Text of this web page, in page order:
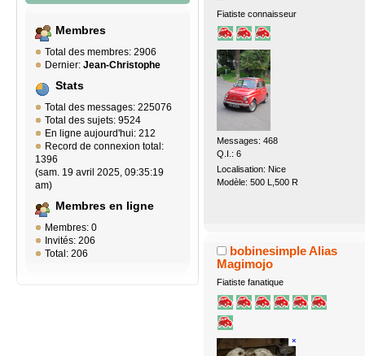
Membres
Total des membres: 2906
Dernier: Jean-Christophe
Stats
Total des messages: 225076
Total des sujets: 9524
En ligne aujourd'hui: 212
Record de connexion total:
1396
(sam. 19 avril 2025, 09:35:19
am)
Membres en ligne
Membres: 0
Invités: 206
Total: 206
Fiatiste connaisseur
Messages: 468
Q.I.: 6
Localisation: Nice
Modèle: 500 L,500 R
bobinesimple Alias
Magimojo
Fiatiste fanatique